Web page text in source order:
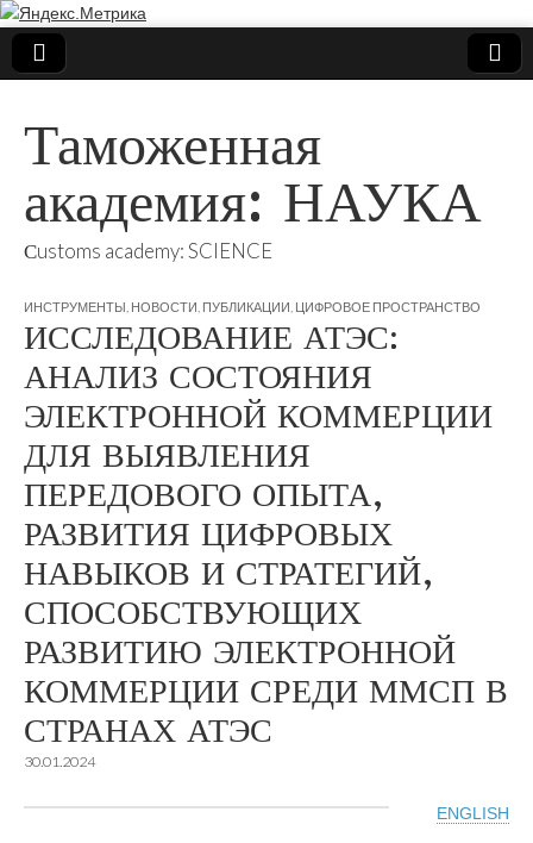
Таможенная
академия: НАУКА
Сustoms academy: SCIENCE
ИНСТРУМЕНТЫ НОВОСТИ ПУБЛИКАЦИИ ЦИФРОВОЕ ПРОСТРАНСТВО
ИССЛЕДОВАНИЕ АТЭС:
АНАЛИЗ СОСТОЯНИЯ
ЭЛЕКТРОННОЙ КОММЕРЦИИ
ДЛЯ ВЫЯВЛЕНИЯ
ПЕРЕДОВОГО ОПЫТА,
РАЗВИТИЯ ЦИФРОВЫХ
НАВЫКОВ И СТРАТЕГИЙ,
СПОСОБСТВУЮЩИХ
РАЗВИТИЮ ЭЛЕКТРОННОЙ
КОММЕРЦИИ СРЕДИ ММСП В
СТРАНАХ АТЭС
30.01.2024
ENGLISH